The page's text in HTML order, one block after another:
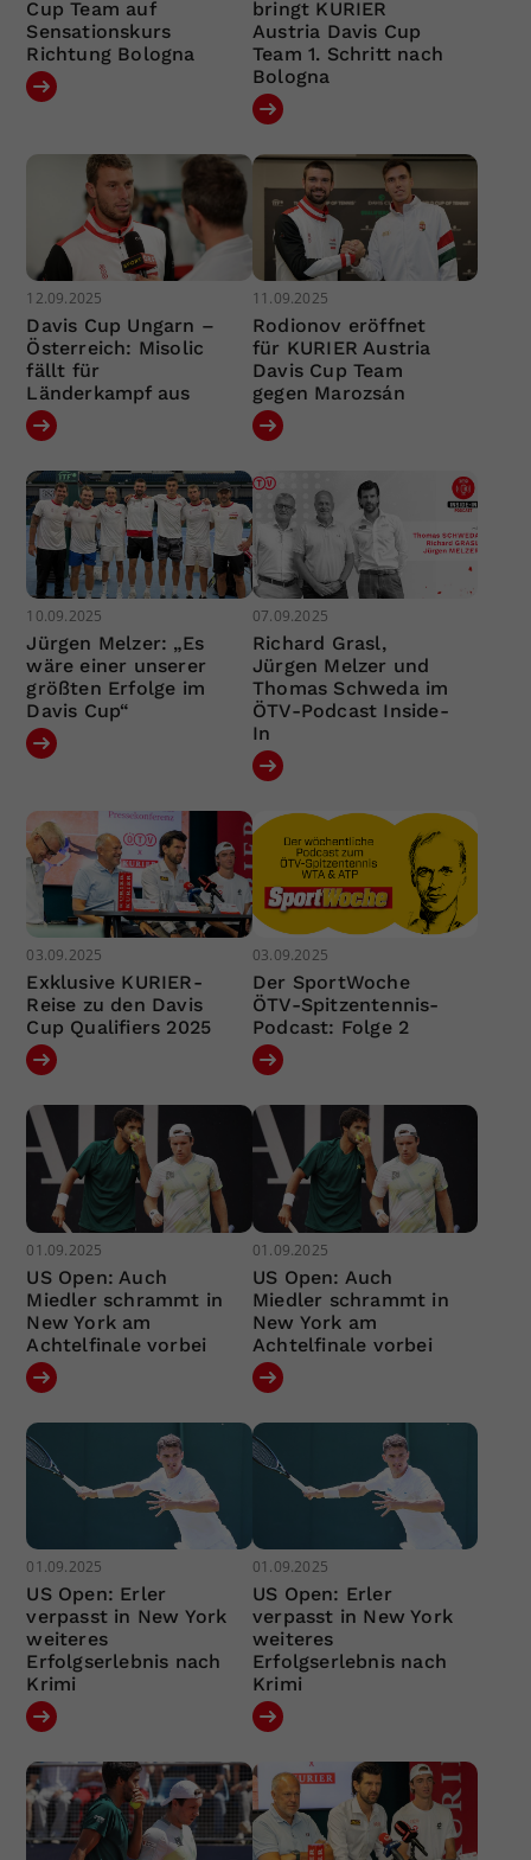
Cup Team auf
Sensationskurs
Richtung Bologna
bringt KURIER
Austria Davis Cup
Team 1. Schritt nach
Bologna
12.09.2025
Davis Cup Ungarn –
Österreich: Misolic
fällt für
Länderkampf aus
11.09.2025
Rodionov eröffnet
für KURIER Austria
Davis Cup Team
gegen Marozsán
10.09.2025
Jürgen Melzer: „Es
wäre einer unserer
größten Erfolge im
Davis Cup“
07.09.2025
Richard Grasl,
Jürgen Melzer und
Thomas Schweda im
ÖTV-Podcast Inside-
In
03.09.2025
Exklusive KURIER-
Reise zu den Davis
Cup Qualifiers 2025
03.09.2025
Der SportWoche
ÖTV-Spitzentennis-
Podcast: Folge 2
01.09.2025
US Open: Auch
Miedler schrammt in
New York am
Achtelfinale vorbei
01.09.2025
US Open: Auch
Miedler schrammt in
New York am
Achtelfinale vorbei
01.09.2025
US Open: Erler
verpasst in New York
weiteres
Erfolgserlebnis nach
Krimi
01.09.2025
US Open: Erler
verpasst in New York
weiteres
Erfolgserlebnis nach
Krimi